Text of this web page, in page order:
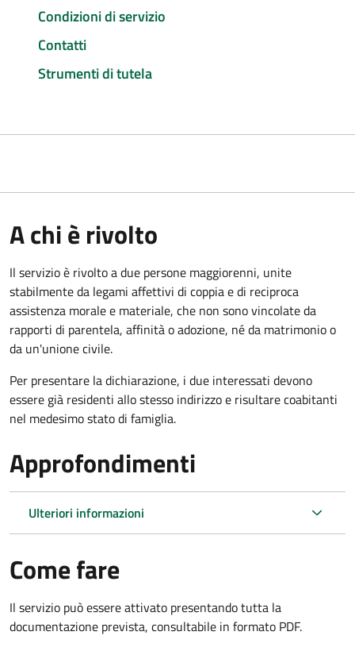
Condizioni di servizio
Contatti
Strumenti di tutela
A chi è rivolto
Il servizio è rivolto a due persone maggiorenni, unite
stabilmente da legami affettivi di coppia e di reciproca
assistenza morale e materiale, che non sono vincolate da
rapporti di parentela, affinità o adozione, né da matrimonio o
da un'unione civile.
Per presentare la dichiarazione, i due interessati devono
essere già residenti allo stesso indirizzo e risultare coabitanti
nel medesimo stato di famiglia.
Approfondimenti
Ulteriori informazioni
Come fare
Il servizio può essere attivato presentando tutta la
documentazione prevista, consultabile in formato PDF.